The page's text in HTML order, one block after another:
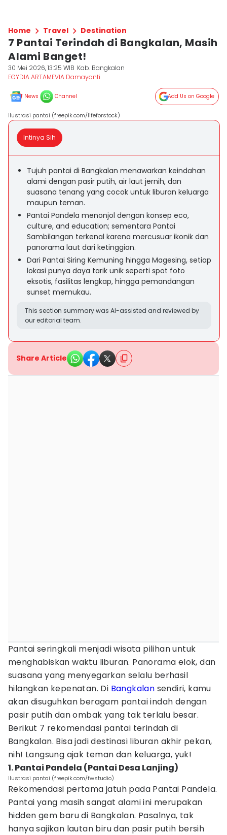
Home Travel Destination
7 Pantai Terindah di Bangkalan, Masih
Alami Banget!
30 Mei 2026, 13:25 WIB Kab. Bangkalan
EGYDIA ARTAMEVIA Damayanti
News Channel Add Us on Google
Ilustrasi pantai (freepik.com/lifeforstock)
Intinya Sih
Tujuh pantai di Bangkalan menawarkan keindahan
alami dengan pasir putih, air laut jernih, dan
suasana tenang yang cocok untuk liburan keluarga
maupun teman.
Pantai Pandela menonjol dengan konsep eco,
culture, and education; sementara Pantai
Sambilangan terkenal karena mercusuar ikonik dan
panorama laut dari ketinggian.
Dari Pantai Siring Kemuning hingga Magesing, setiap
lokasi punya daya tarik unik seperti spot foto
eksotis, fasilitas lengkap, hingga pemandangan
sunset memukau.
This section summary was AI-assisted and reviewed by
our editorial team.
Share Article
Pantai seringkali menjadi wisata pilihan untuk
menghabiskan waktu liburan. Panorama elok, dan
suasana yang menyegarkan selalu berhasil
hilangkan kepenatan. Di Bangkalan sendiri, kamu
akan disuguhkan beragam pantai indah dengan
pasir putih dan ombak yang tak terlalu besar.
Berikut 7 rekomendasi pantai terindah di
Bangkalan. Bisa jadi destinasi liburan akhir pekan,
nih! Langsung ajak teman dan keluarga, yuk!
1. Pantai Pandela (Pantai Desa Lanjing)
Ilustrasi pantai (freepik.com/fwstudio)
Rekomendasi pertama jatuh pada Pantai Pandela.
Pantai yang masih sangat alami ini merupakan
hidden gem baru di Bangkalan. Pasalnya, tak
hanya sajikan lautan biru dan pasir putih bersih